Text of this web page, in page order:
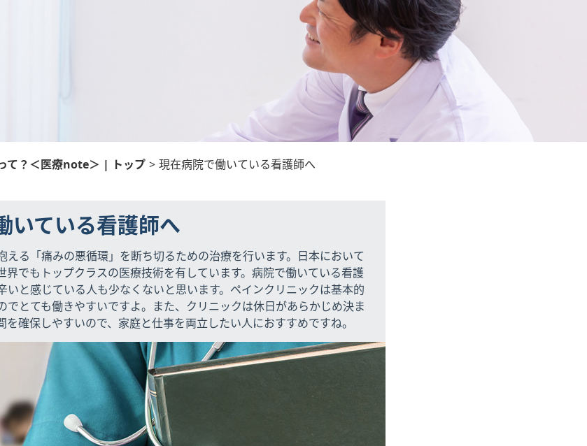
て？＜医療note＞ | トップ > 現在病院で働いている看護師へ
いている看護師へ
える「痛みの悪循環」を断ち切るための治療を行います。日本において
界でもトップクラスの医療技術を有しています。病院で働いている看護
いと感じている人も少なくないと思います。ペインクリニックは基本的
でとても働きやすいですよ。また、クリニックは休日があらかじめ決ま
を確保しやすいので、家庭と仕事を両立したい人におすすめですね。